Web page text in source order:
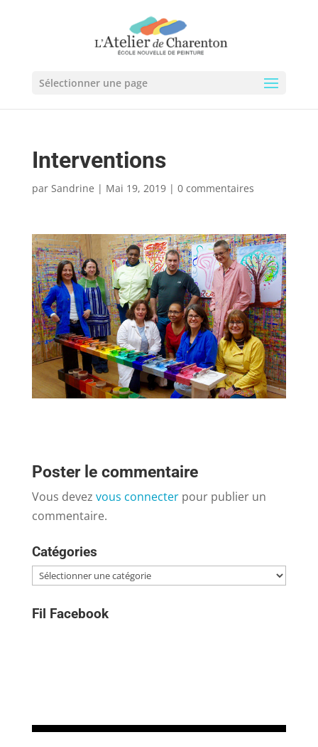
Sélectionner une page
Interventions
par Sandrine | Mai 19, 2019| 0 commentaires
Poster le commentaire
Vous devez vous connecterpour publier un
commentaire.
Catégories
Catégories
Fil Facebook